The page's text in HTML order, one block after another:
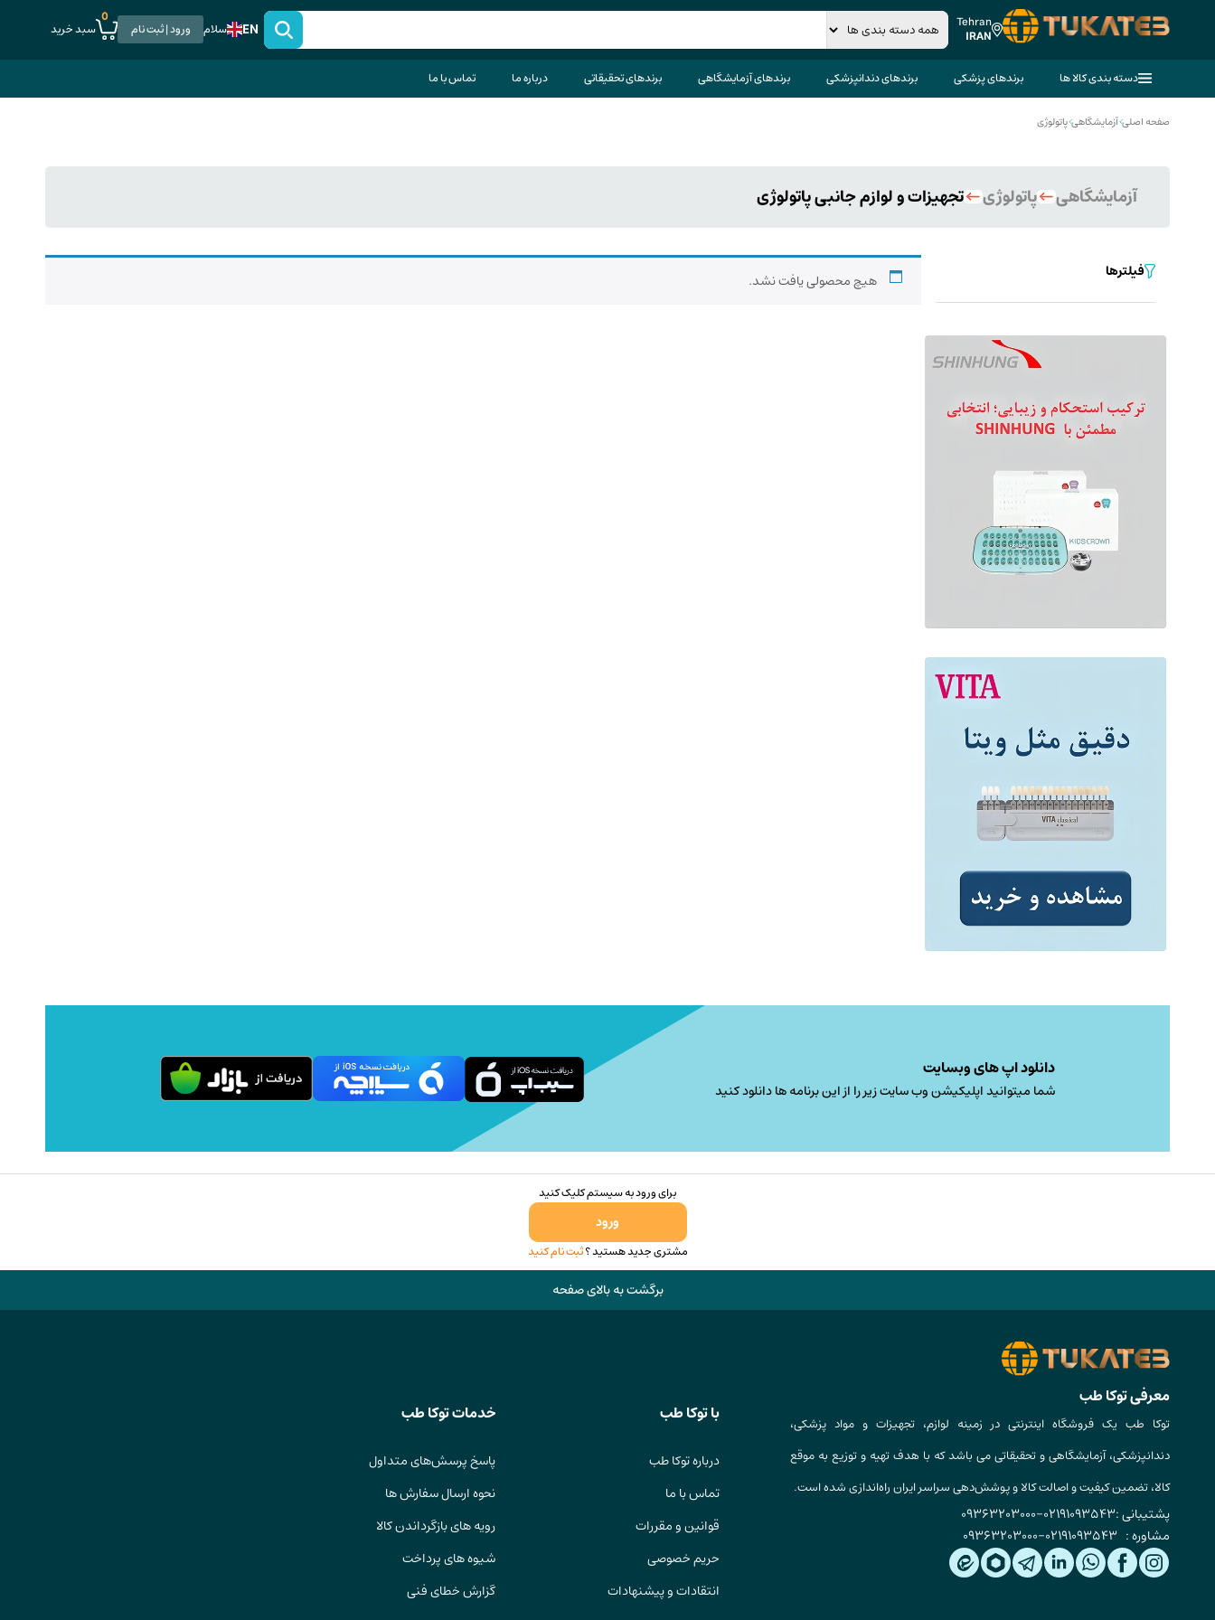
Tehran
IRAN
EN سلام ورود | ثبت نام
0
سبد خرید
دسته بندی کالا ها برندهای پزشکی برندهای دندانپزشکی برندهای آزمایشگاهی برندهای تحقیقاتی درباره ما تماس با ما
صفحه اصلی>آزمایشگاهی>پاتولوژی
آزمایشگاهی پاتولوژی تجهیزات و لوازم جانبی پاتولوژی
فیلترها هیچ محصولی یافت نشد.
دانلود اپ های وبسایت
شما میتوانید اپلیکیشن وب سایت زیر را از این برنامه ها دانلود کنید
برای ورود به سیستم کلیک کنید
ورود
مشتری جدید هستید ؟ثبت نام کنید
برگشت به بالای صفحه
معرفی توکا طب
توکا طب یک فروشگاه اینترنتی در زمینه لوازم، تجهیزات و مواد پزشکی،
دندانپزشکی، آزمایشگاهی و تحقیقاتی می باشد که با هدف تهیه و توزیع به موقع
کالا، تضمین کیفیت و اصالت کالا و پوشش‌دهی سراسر ایران راه‌اندازی شده است.
پشتیبانی :02191093543
-
09363203000
مشاوره : 02191093543
-
09363203000
با توکا طب
درباره توکا طب
تماس با ما
قوانین و مقررات
حریم خصوصی
انتقادات و پیشنهادات
خدمات توکا طب
پاسخ پرسش‌های متداول
نحوه ارسال سفارش ها
رویه های بازگرداندن کالا
شیوه های پرداخت
گزارش خطای فنی